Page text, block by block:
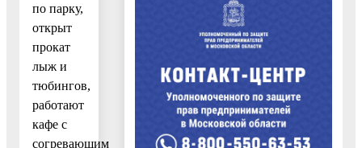
по парку,
открыт
прокат
лыж и
тюбингов,
работают
кафе с
согревающим